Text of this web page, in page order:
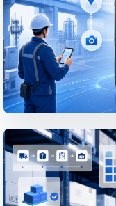
Trong các dịch vụ
XEM BÀI VIẾT CHI TIẾT
PROJECT
Phát triển
nâng cao
hiện trường
Trong công tác khảo